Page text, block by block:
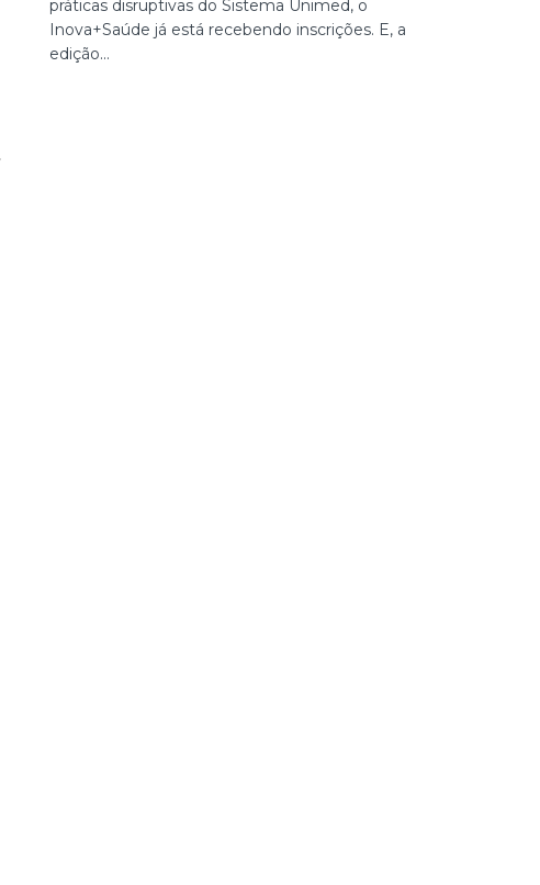
práticas disruptivas do Sistema Unimed, o
Inova+Saúde já está recebendo inscrições. E, a
edição...